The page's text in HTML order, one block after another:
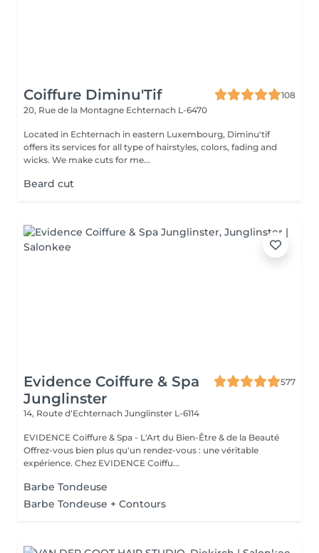
Coiffure Diminu'Tif
108
20, Rue de la Montagne Echternach L-6470
Located in Echternach in eastern Luxembourg, Diminu'tif
offers its services for all type of hairstyles, colors, fading and
wicks. We make cuts for me...
Beard cut
Evidence Coiffure & Spa
Junglinster
577
14, Route d‘Echternach Junglinster L-6114
EVIDENCE Coiffure & Spa - L'Art du Bien-Être & de la Beauté
Offrez-vous bien plus qu'un rendez-vous : une véritable
expérience. Chez EVIDENCE Coiffu...
Barbe Tondeuse
Barbe Tondeuse + Contours